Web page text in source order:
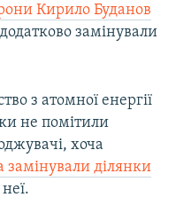
Кирило Буданов
замінували
з атомної енергії
не помітили
хоча
замінували ділянки